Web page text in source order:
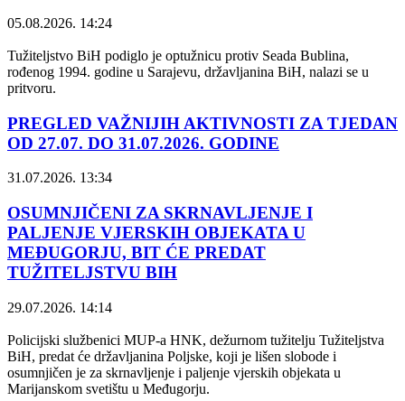
05.08.2026. 14:24
Tužiteljstvo BiH podiglo je optužnicu protiv Seada Bublina,
rođenog 1994. godine u Sarajevu, državljanina BiH, nalazi se u
pritvoru.
PREGLED VAŽNIJIH AKTIVNOSTI ZA TJEDAN
OD 27.07. DO 31.07.2026. GODINE
31.07.2026. 13:34
OSUMNJIČENI ZA SKRNAVLJENJE I
PALJENJE VJERSKIH OBJEKATA U
MEĐUGORJU, BIT ĆE PREDAT
TUŽITELJSTVU BIH
29.07.2026. 14:14
Policijski službenici MUP-a HNK, dežurnom tužitelju Tužiteljstva
BiH, predat će državljanina Poljske, koji je lišen slobode i
osumnjičen je za skrnavljenje i paljenje vjerskih objekata u
Marijanskom svetištu u Međugorju.